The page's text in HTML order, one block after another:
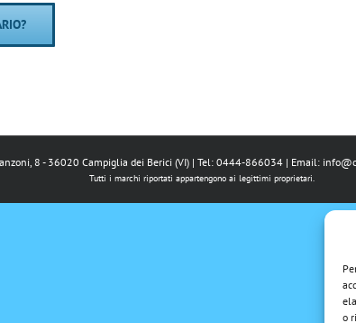
o
8 - 36020 Campiglia dei Berici (VI) | Tel: 0444-866034 | Email:
Tutti i marchi riportati appartengono ai legittimi proprietari.